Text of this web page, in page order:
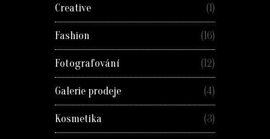
Creative (1)
Fashion (16)
Fotografování (12)
Galerie prodeje (4)
Kosmetika (3)